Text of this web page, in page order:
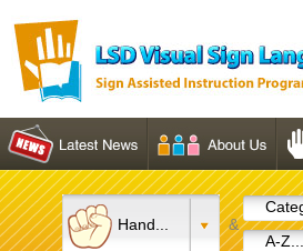
Hand... &
A-Z...